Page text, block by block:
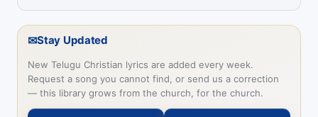
✉Stay Updated
New Telugu Christian lyrics are added every week.
Request a song you cannot find, or send us a correction
— this library grows from the church, for the church.